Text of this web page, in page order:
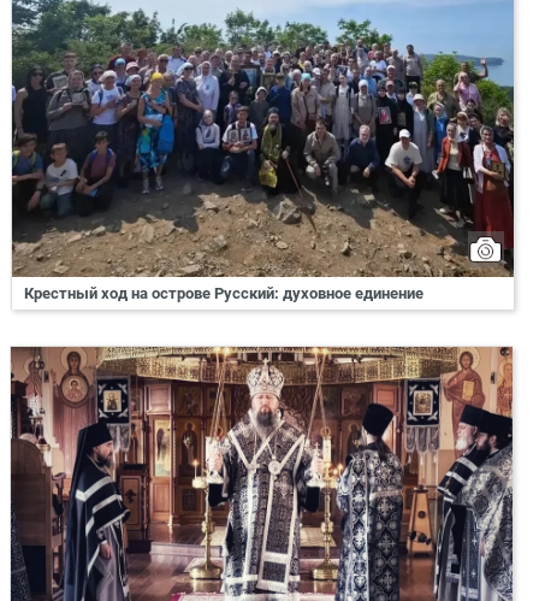
Крестный ход на острове Русский: духовное единение